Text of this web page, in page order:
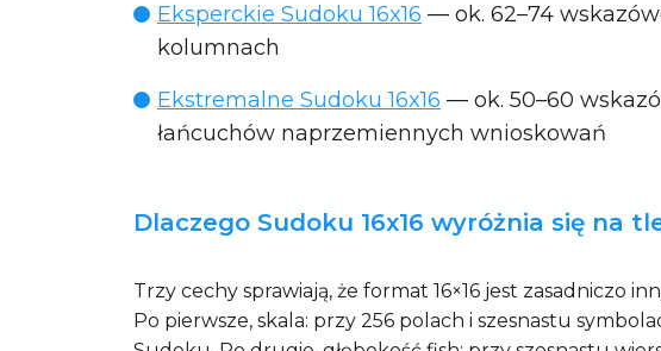
Eksperckie Sudoku 16x16 — ok. 62–74
kolumnach
Ekstremalne Sudoku 16x16 — ok. 50–60
łańcuchów naprzemiennych wnioskowań
Dlaczego Sudoku 16x16 wyróżnia się na
Trzy cechy sprawiają, że format 16×16 jest zasadniczo
Po pierwsze, skala: przy 256 polach i szesnastu